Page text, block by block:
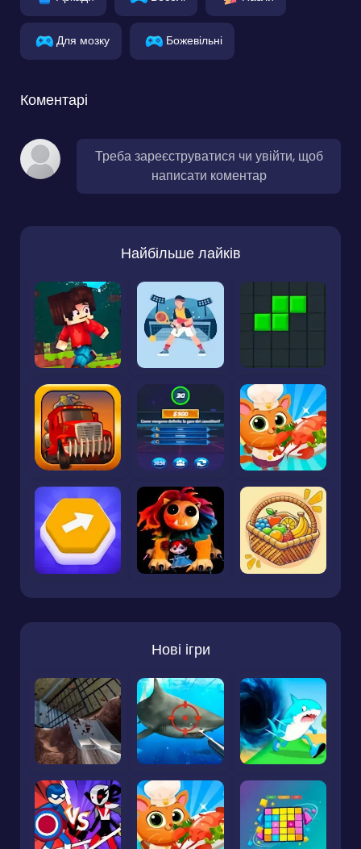
Для мозку Божевільні
Коментарі
Треба зареєструватися чи увійти, щоб
написати коментар
Найбільше лайків
Нові ігри